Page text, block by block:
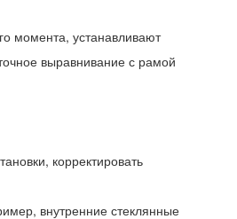
момента, устанавливают
выравнивание с рамой
корректировать
внутренние стеклянные